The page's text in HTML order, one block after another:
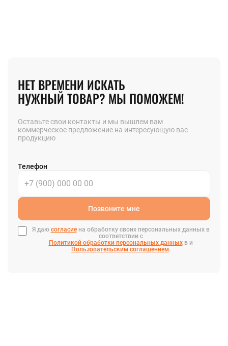
НЕТ ВРЕМЕНИ ИСКАТЬ
НУЖНЫЙ ТОВАР? МЫ ПОМОЖЕМ!
Оставьте свои контакты и мы вышлем вам
коммерческое предложение на интересующую вас
продукцию
Телефон
Позвоните мне
Я даю согласиена обработку своих персональных данных в
соответствии с
Политикой обработки персональных данныхв и
Пользовательским соглашением.